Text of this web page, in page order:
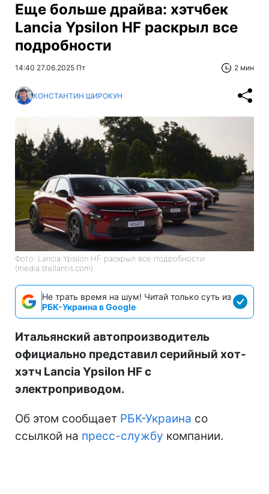
Еще больше драйва: хэтчбек
Lancia Ypsilon HF раскрыл все
подробности
14:40 27.06.2025 Пт 2 мин
КОНСТАНТИН ШИРОКУН
Фото: Lancia Ypsilon HF раскрыл все подробности
(media.stellantis.com)
Не трать время на шум! Читай только суть из
РБК-Украина в Google
Итальянский автопроизводитель
официально представил серийный хот-
хэтч Lancia Ypsilon HF с
электроприводом.
Об этом сообщает РБК-Украина со
ссылкой на пресс-службу компании.